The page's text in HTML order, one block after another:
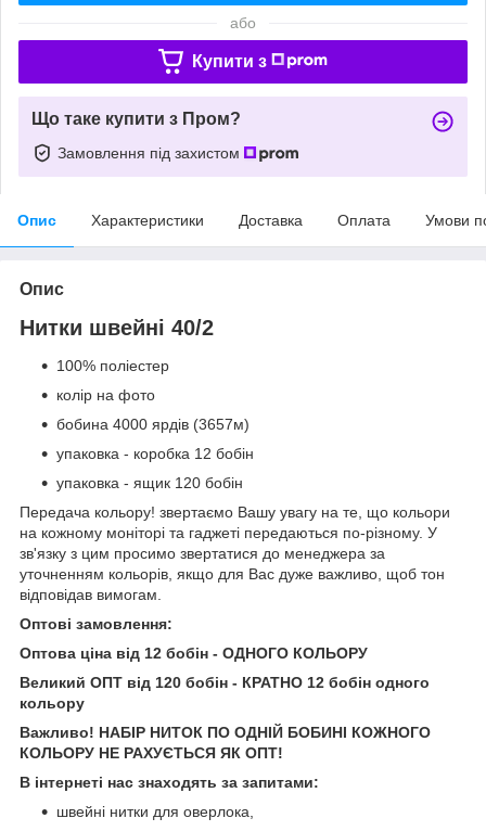
або
Купити з
Що таке купити з Пром?
Замовлення під захистом
Опис Характеристики Доставка Оплата Умови
Опис
Нитки швейні 40/2
100% поліестер
колір на фото
бобина 4000 ярдів (3657м)
упаковка - коробка 12 бобін
упаковка - ящик 120 бобін
Передача кольору! звертаємо Вашу увагу на те, що кольори
на кожному моніторі та гаджеті передаються по-різному. У
зв'язку з цим просимо звертатися до менеджера за
уточненням кольорів, якщо для Вас дуже важливо, щоб тон
відповідав вимогам.
Оптові замовлення:
Оптова ціна від 12 бобін - ОДНОГО КОЛЬОРУ
Великий ОПТ від 120 бобін - КРАТНО 12 бобін одного
кольору
Важливо! НАБІР НИТОК ПО ОДНІЙ БОБИНІ КОЖНОГО
КОЛЬОРУ НЕ РАХУЄТЬСЯ ЯК ОПТ!
В інтернеті нас знаходять за запитами:
швейні нитки для оверлока,